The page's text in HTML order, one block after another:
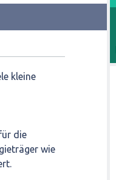
kleine
die
wie